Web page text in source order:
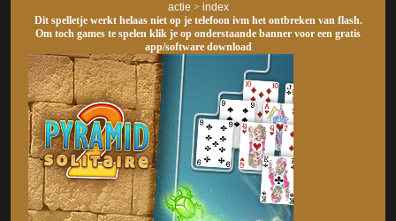
actie > index
Dit spelletje werkt helaas niet op je telefoon ivm het ontbreken van flash.
Om toch games te spelen klik je op onderstaande banner voor een gratis
app/software download